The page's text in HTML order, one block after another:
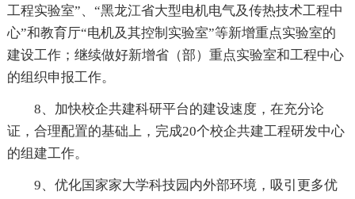
工程实验室”、“黑龙江省大型电机电气及传热技术工程中
心”和教育厅“电机及其控制实验室”等新增重点实验室的
建设工作；继续做好新增省（部）重点实验室和工程中心
的组织申报工作。
8、加快校企共建科研平台的建设速度，在充分论
证，合理配置的基础上，完成20个校企共建工程研发中心
的组建工作。
9、优化国家家大学科技园内外部环境，吸引更多优